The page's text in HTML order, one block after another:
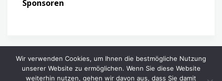
Sponsoren
Wir verwenden Cookies, um Ihnen die bestmögliche Nutzung
unserer Website zu ermöglichen. Wenn Sie diese Website
weiterhin nutzen, gehen wir davon aus, dass Sie damit